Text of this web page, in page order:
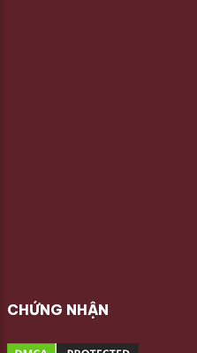
CHỨNG NHẬN